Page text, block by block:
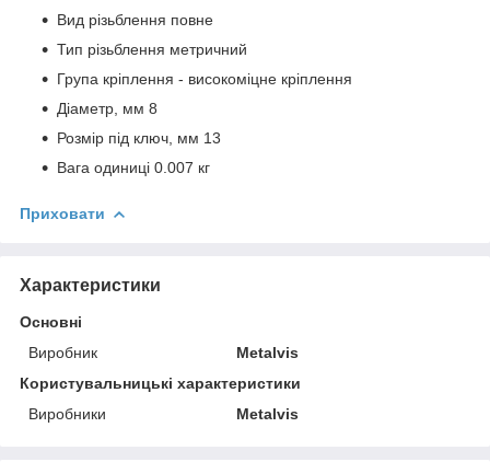
Вид різьблення повне
Тип різьблення метричний
Група кріплення - високоміцне кріплення
Діаметр, мм 8
Розмір під ключ, мм 13
Вага одиниці 0.007 кг
Приховати
Характеристики
Основні
Виробник
Metalvis
Користувальницькі характеристики
Виробники
Metalvis